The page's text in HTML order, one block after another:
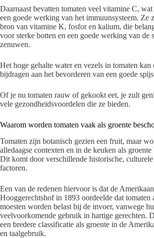
Daarnaast bevatten tomaten veel vitamine C,
een goede werking van het immuunsysteem. Ze
bron van vitamine K, fosfor en kalium, die
voor sterke botten en een goede werking van de
zenuwen.
Het hoge gehalte water en vezels in tomaten kan
bijdragen aan het bevorderen van een goede
Of je nu tomaten rauw of gekookt eet, je zult
vele gezondheidsvoordelen die ze bieden.
Waarom worden tomaten vaak als groente
Tomaten zijn botanisch gezien een fruit, maar
alledaagse contexten en in de keuken als
Dit komt door verschillende historische,
factoren.
Een van de redenen hiervoor is dat de
Hooggerechtshof in 1893 oordeelde dat tomaten
moesten worden belast bij de invoer, vanwege
veelvoorkomende gebruik in hartige gerechten.
een bredere classificatie als groente in de
en taalgebruik.